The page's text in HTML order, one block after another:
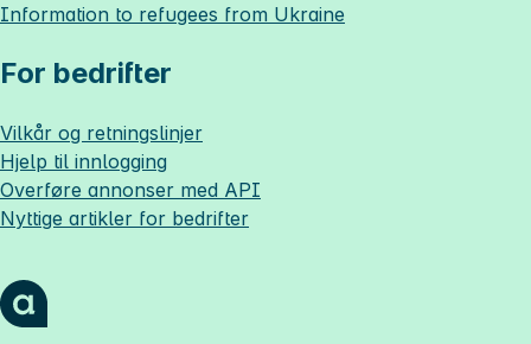
Information to refugees from Ukraine
For bedrifter
Vilkår og retningslinjer
Hjelp til innlogging
Overføre annonser med API
Nyttige artikler for bedrifter